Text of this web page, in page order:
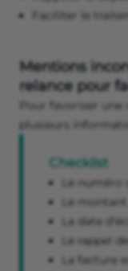
Faciliter le
Mentions
relance pour
Pour favoriser
plusieurs
Checklist
Le numéro
Le montant
La date
Le rappel
La facture